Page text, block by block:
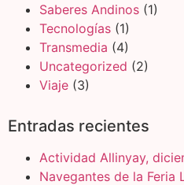
Saberes Andinos (1)
Tecnologías (1)
Transmedia (4)
Uncategorized (2)
Viaje (3)
Entradas recientes
Actividad Allinyay,
Navegantes de la Feria